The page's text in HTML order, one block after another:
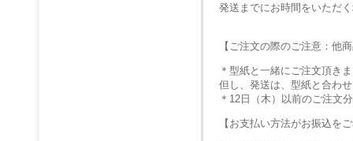
発送までにお時間をいただ
【ご注文の際のご注意：他
＊型紙と一緒にご注文頂き
但し、発送は、型紙と合わ
＊12日（木）以前のご注文
【お支払い方法がお振込を